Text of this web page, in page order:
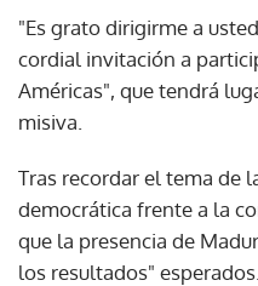
"Es grato dirigirme a
cordial invitación a
Américas", que tendrá
misiva.
Tras recordar el tema de
democrática frente a la
que la presencia de
los resultados" esperados.